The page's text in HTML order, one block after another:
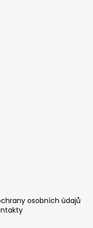
osobních údajů